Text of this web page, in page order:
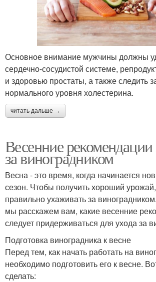
Основное внимание мужчины должны
сердечно-сосудистой системе,
и здоровью простаты, а также следить
нормального уровня холестерина.
читать дальше →
Весенние
за виноградником
Весна - это время, когда начинается
сезон. Чтобы получить хороший
правильно ухаживать за
мы расскажем вам, какие весенние
следует придерживаться для ухода за
Подготовка виноградника к весне
Перед тем, как начать работать на
необходимо подготовить его к весне.
сделать: